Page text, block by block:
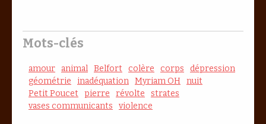
Mots-clés
amour animal Belfort colère corps
dépression
géométrie
inadéquation Myriam OH nuit
Petit Poucet
pierre révolte
strates
vases communicants
violence